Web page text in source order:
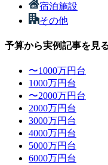
宿泊施設
その他
予算から実例記事を見
〜1000万円台
1000万円台
〜2000万円台
2000万円台
3000万円台
4000万円台
5000万円台
6000万円台